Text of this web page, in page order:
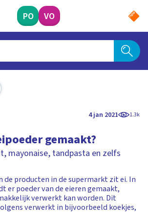
PO VO
4 jan 2021 1.3k
gemaakt?
mayonaise, tandpasta en zelfs
de producten in de supermarkt zit ei. In
er poeder van de eieren gemaakt,
verwerkt kan worden. Dit
verwerkt in bijvoorbeeld koekjes,